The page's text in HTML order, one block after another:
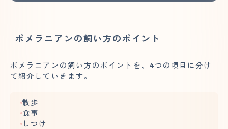
ポメラニアンの飼い方のポイント
ポメラニアンの飼い方のポイントを、4つの項目に分け
て紹介していきます。
散歩
食事
しつけ